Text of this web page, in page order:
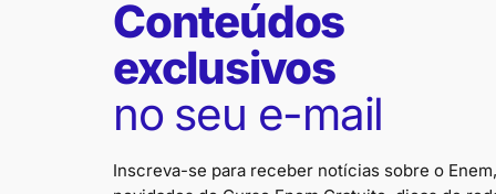
Conteúdos
exclusivos
no seu e-mail
Inscreva-se para receber notícias sobre o Enem,